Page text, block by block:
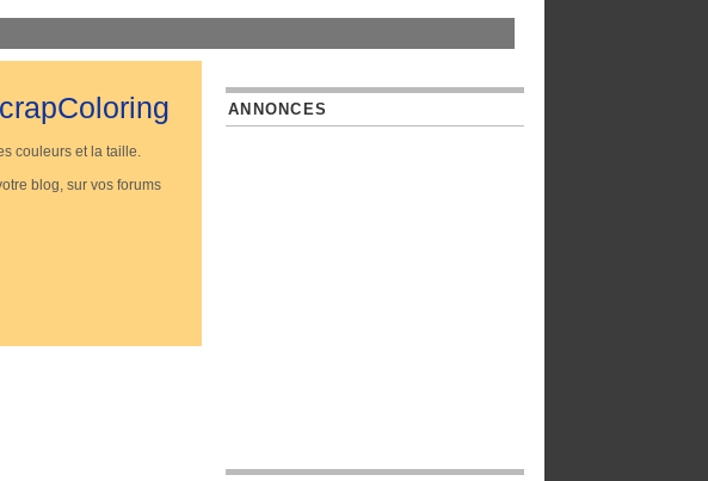
couleurs et la taille.
blog, sur vos forums
ANNONCES